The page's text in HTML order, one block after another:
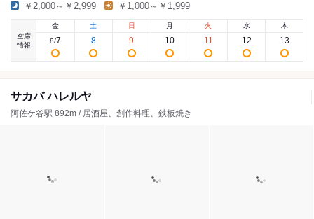
￥2,000～￥2,999 ￥1,000～￥1,999
空席
情報
金
8/7
土
8
日
9
月
10
火
11
水
12
木
13
サカバ ハレルヤ
阿佐ケ谷駅 892m / 居酒屋、創作料理、鉄板焼き